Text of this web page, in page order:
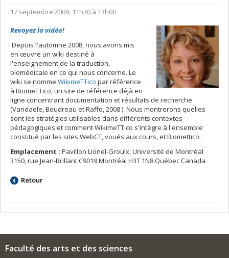
17 septembre 2009, 11h30 à 13h00
Revoyez la vidéo!
Depuis l'automne 2008, nous avons mis
en œuvre un wiki destiné à
l'enseignement de la traduction,
biomédicale en ce qui nous concerne. Le
wiki se nomme WikimeTTico par référence
à BiomeTTico, un site de référence déjà en
ligne concentrant documentation et résultats de recherche
(Vandaele, Boudreau et Raffo, 2008 ). Nous montrerons quelles
sont les stratégies utilisables dans différents contextes
pédagogiques et comment WikimeTTico s'intègre à l'ensemble
constitué par les sites WebCT, voués aux cours, et Biomettico.
Emplacement : Pavillon Lionel-Groulx, Université de Montréal
3150, rue Jean-Brillant C9019 Montréal H3T 1N8 Québec Canada
Retour
Faculté des arts et des sciences